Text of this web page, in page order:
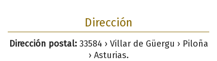
Dirección
Dirección postal:33584 › Villar de Güergu › Piloña
› Asturias.